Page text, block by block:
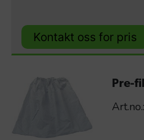
Kontakt oss for pris
Pre-